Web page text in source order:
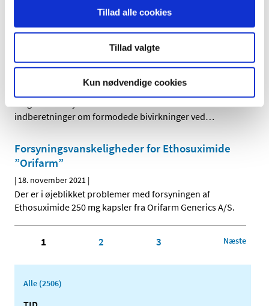
Tillad alle cookies
Tillad valgte
Kun nødvendige cookies
modtaget 481 indberetninger om formodede
Status på behandlede indberetninger om
formodede bivirkninger ved Vaxzevria
(AstraZeneca), uge 46
indberetninger om formodede bivirkninger ved…
Forsyningsvanskeligheder for Ethosuximide
”Orifarm”
| 18. november 2021 |
Der er i øjeblikket problemer med forsyningen af
Ethosuximide 250 mg kapsler fra Orifarm Generics A/S.
1 2 3 Næste
Alle (2506)